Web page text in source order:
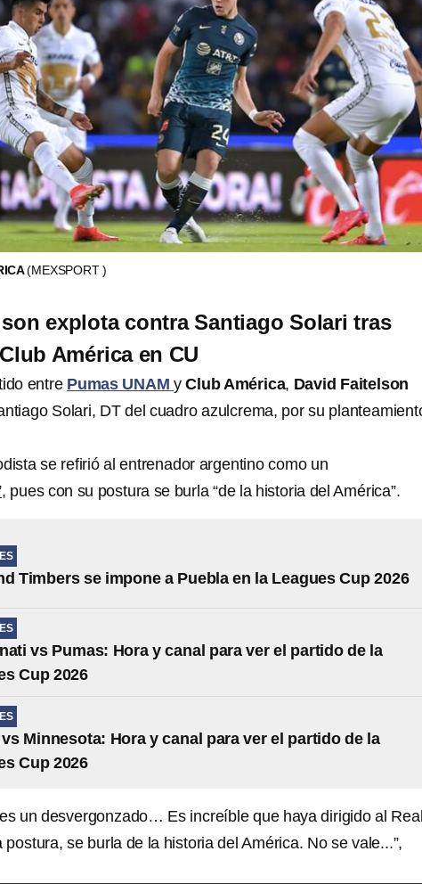
(MEXSPORT )
explota contra Santiago Solari tras
América en CU
entre Pumas UNAM yClub América, David Faitelson
Solari, DT del cuadro azulcrema, por su
se refirió al entrenador argentino como un
, pues con su postura se burla “de la historia del América”.
Timbers se impone a Puebla en la Leagues Cup 2026
vs Pumas: Hora y canal para ver el partido de la
Cup 2026
Minnesota: Hora y canal para ver el partido de la
Cup 2026
un desvergonzado… Es increíble que haya dirigido al
postura, se burla de la historia del América. No se vale...”,